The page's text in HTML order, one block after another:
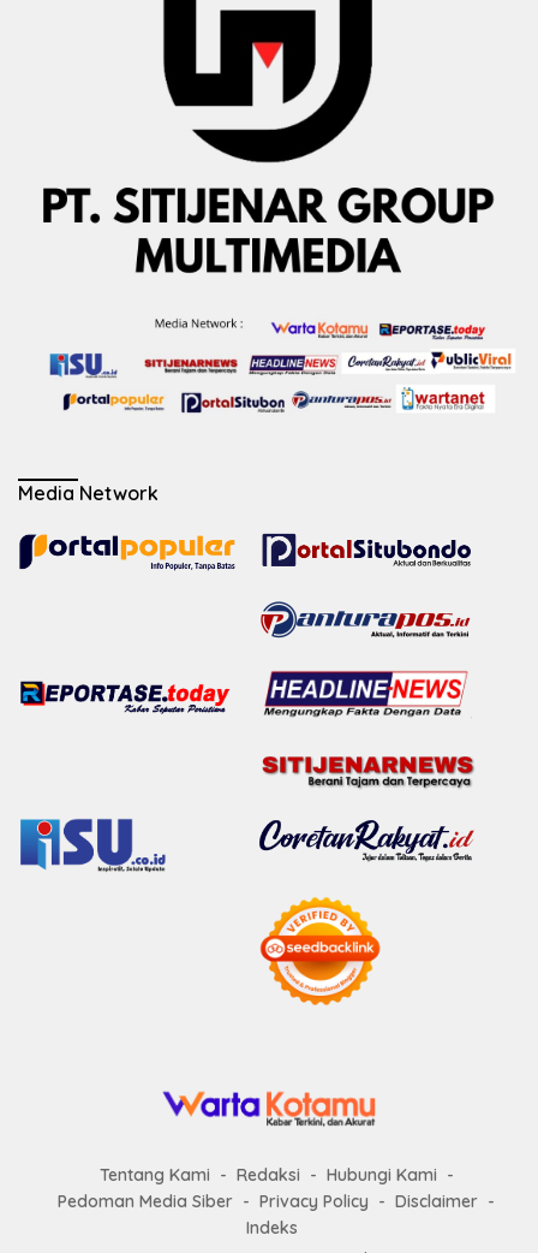
Media Network
Tentang Kami Redaksi
Hubungi Kami
Pedoman Media Siber
Privacy Policy
Disclaimer
Indeks